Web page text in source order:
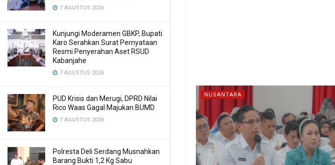
7 AGUSTUS 2026
Kunjungi Moderamen GBKP, Bupati
Karo Serahkan Surat Pernyataan
Resmi Penyerahan Aset RSUD
Kabanjahe
7 AGUSTUS 2026
PUD Krisis dan Merugi, DPRD Nilai
Rico Waas Gagal Majukan BUMD
7 AGUSTUS 2026
Polresta Deli Serdang Musnahkan
Barang Bukti 1,2 Kg Sabu
NUSANTARA